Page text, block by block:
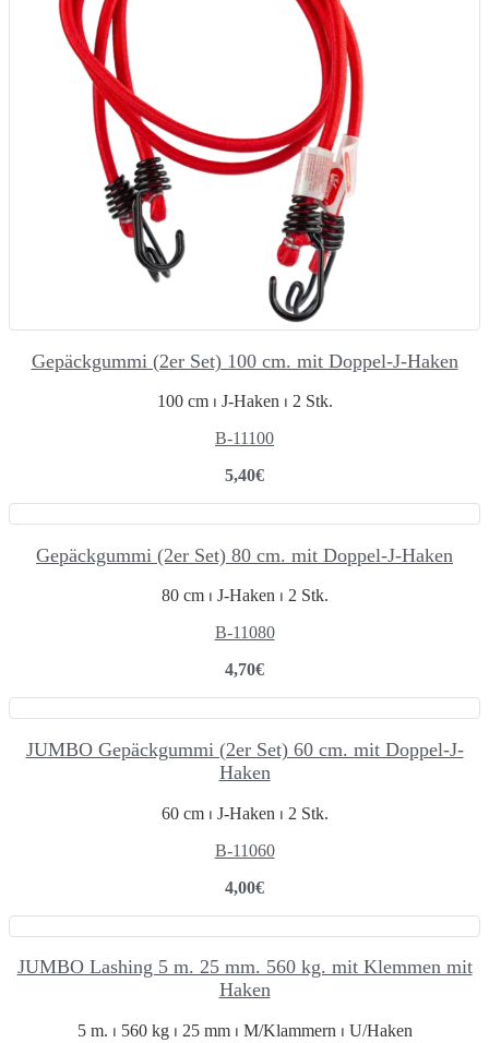
Gepäckgummi (2er Set) 100 cm. mit Doppel-J-Haken
100 cm ⏐ J-Haken ⏐ 2 Stk.
B-11100
5,40€
Gepäckgummi (2er Set) 80 cm. mit Doppel-J-Haken
80 cm ⏐ J-Haken ⏐ 2 Stk.
B-11080
4,70€
JUMBO Gepäckgummi (2er Set) 60 cm. mit Doppel-J-
Haken
60 cm ⏐ J-Haken ⏐ 2 Stk.
B-11060
4,00€
JUMBO Lashing 5 m. 25 mm. 560 kg. mit Klemmen mit
Haken
5 m. ⏐ 560 kg ⏐ 25 mm ⏐ M/Klammern ⏐ U/Haken